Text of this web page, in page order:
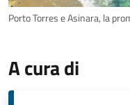
Porto Torres e Asinara, la
A cura di